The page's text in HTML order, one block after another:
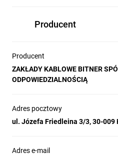
Producent
Producent
ZAKŁADY KABLOWE BITNER
ODPOWIEDZIALNOŚCIĄ
Adres pocztowy
ul. Józefa Friedleina 3/3, 30-009
Adres e-mail